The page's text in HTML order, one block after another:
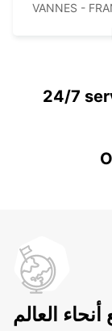
VANNES -
24/7
العالم